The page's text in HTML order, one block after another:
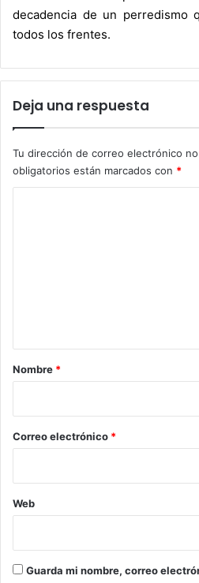
decadencia de un perredismo
todos los frentes.
Deja una respuesta
Tu dirección de correo electrónico
obligatorios están marcados con *
r
*
Nombre *
Correo electrónico *
Web
Guarda mi nombre, correo